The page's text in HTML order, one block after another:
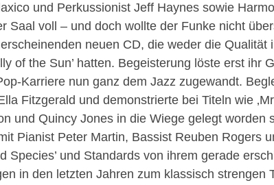
und Perkussionist Jeff Haynes sowie
Saal voll – und doch wollte der Funke nicht
neuen CD, die weder die Qualität
of the Sun’ hatten. Begeisterung löste erst
Karriere nun ganz dem Jazz zugewandt.
Fitzgerald und demonstrierte bei Titeln wie
und Quincy Jones in die Wiege gelegt
Pianist Peter Martin, Bassist Reuben Rogers
Species’ und Standards von ihrem gerade
in den letzten Jahren zum klassisch